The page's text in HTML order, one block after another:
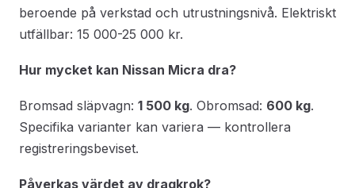
beroende på verkstad och utrustningsnivå. Elektriskt
utfällbar: 15 000-25 000 kr.
Hur mycket kan Nissan Micra dra?
Bromsad släpvagn: 1 500 kg. Obromsad: 600 kg.
Specifika varianter kan variera — kontrollera
registreringsbeviset.
Påverkas värdet av dragkrok?